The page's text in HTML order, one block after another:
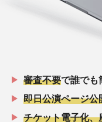
審査不要で誰でも
即日公演ページ公
チケット電子化、